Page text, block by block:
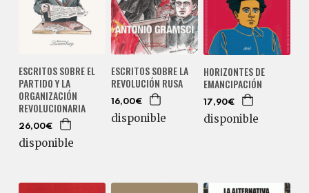
ESCRITOS SOBRE EL
PARTIDO Y LA
ORGANIZACIÓN
REVOLUCIONARIA
26,00€
disponible
ESCRITOS SOBRE LA
REVOLUCIÓN RUSA
16,00€
disponible
HORIZONTES DE
EMANCIPACIÓN
17,90€
disponible